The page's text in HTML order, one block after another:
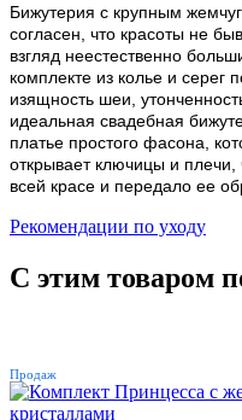
Бижутерия с крупным
согласен, что красоты не
взгляд неестественно
комплекте из колье и серег
изящность шеи,
идеальная свадебная
платье простого фасона,
открывает ключицы и плечи,
всей красе и передало ее
Рекомендации по уходу
С этим товаром
Продаж